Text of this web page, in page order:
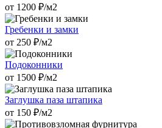
от 1200 ₽/м2
Гребенки и замки
от 250 ₽/м2
Подоконники
от 1500 ₽/м2
Заглушка паза штапика
от 150 ₽/м2